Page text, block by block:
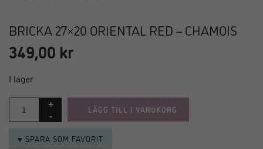
BRICKA 27×20 ORIENTAL RED – CHAMOIS
349,00 kr
I lager
LÄGG TILL I VARUKORG
♥ SPARA SOM FAVORIT